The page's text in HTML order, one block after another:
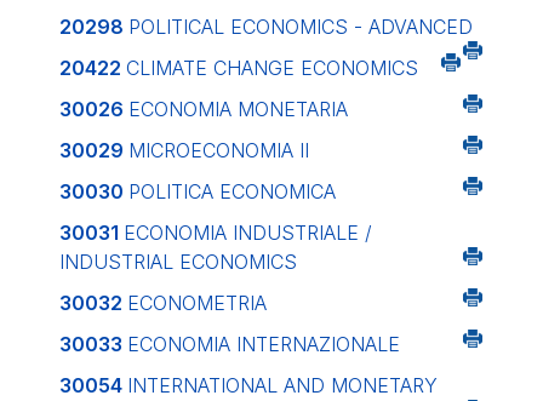
20298 POLITICAL ECONOMICS - ADVANCED
20422 CLIMATE CHANGE ECONOMICS
30026 ECONOMIA MONETARIA
30029 MICROECONOMIA II
30030 POLITICA ECONOMICA
30031 ECONOMIA INDUSTRIALE /
INDUSTRIAL ECONOMICS
30032 ECONOMETRIA
30033 ECONOMIA INTERNAZIONALE
30054 INTERNATIONAL AND MONETARY